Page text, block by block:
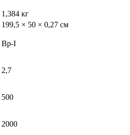
1,384 кг
199,5 × 50 × 0,27 см
Вр-I
2,7
500
2000